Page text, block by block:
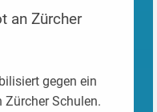
an Zürcher
gegen ein
Schulen.